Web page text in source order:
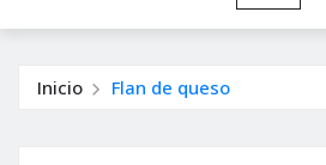
Inicio Flan de queso